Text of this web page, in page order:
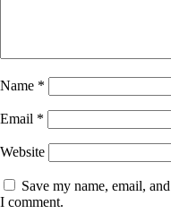
Name *
Email *
Website
Save my name, email,
I comment.